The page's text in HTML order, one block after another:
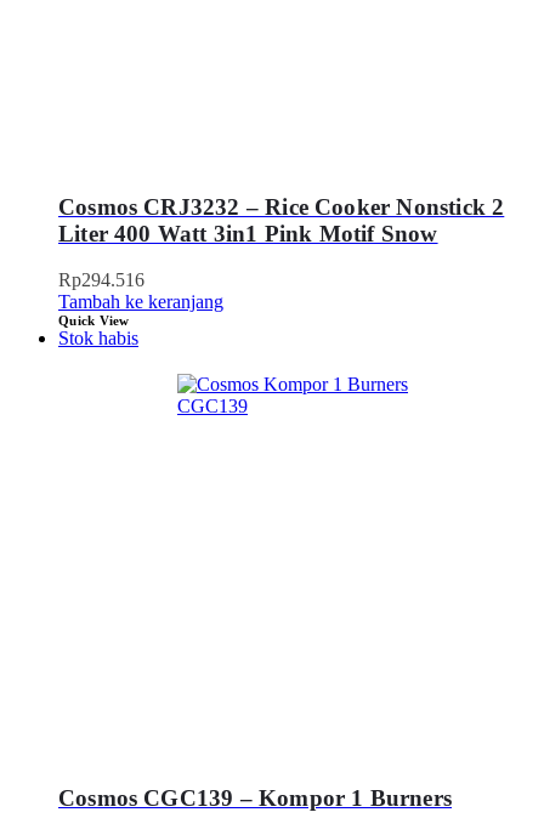
Cosmos CRJ3232 – Rice Cooker Nonstick 2
Liter 400 Watt 3in1 Pink Motif Snow
Rp294.516
Tambah ke keranjang
Quick View
Stok habis
Cosmos CGC139 – Kompor 1 Burners